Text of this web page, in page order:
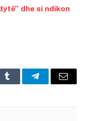
dhe si ndikon
Tumblr TelegramEmail